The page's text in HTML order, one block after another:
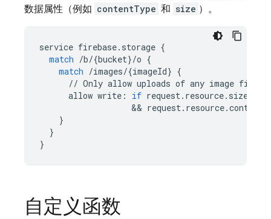
数据属性（例如 contentType 和 size ）。
service firebase. storage {
match /b/{bucket}/o {
match /images/{imageId} {
// Only allow uploads of any image file
allow write : if request. resource. size
&& request. resource.
}
}
}
自定义函数